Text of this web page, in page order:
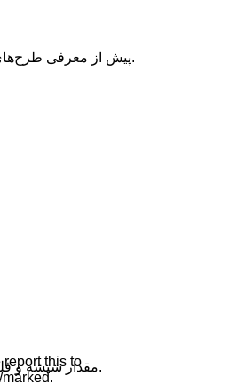
پیش از معرفی طرح‌های جدید جمع‌آوری زباله در اول اکتبر ۲۰۲۴، زباله‌های باقی‌مانده حدود ۹۰ درصد از زباله‌های جمع‌آوری‌شده از خانوارها و سازمان‌های محیط‌زیستی را تشکیل می‌دادند.
مقدار شیشه و فلزی که اکنون از خانوارها و سازمان‌های محیط زیستی جمع‌آوری می‌شود، احتمالاً شامل مقداری نیز می‌شود که قبلاً از طریق مکعب‌های شیشه‌ای تحویل داده می‌شد.